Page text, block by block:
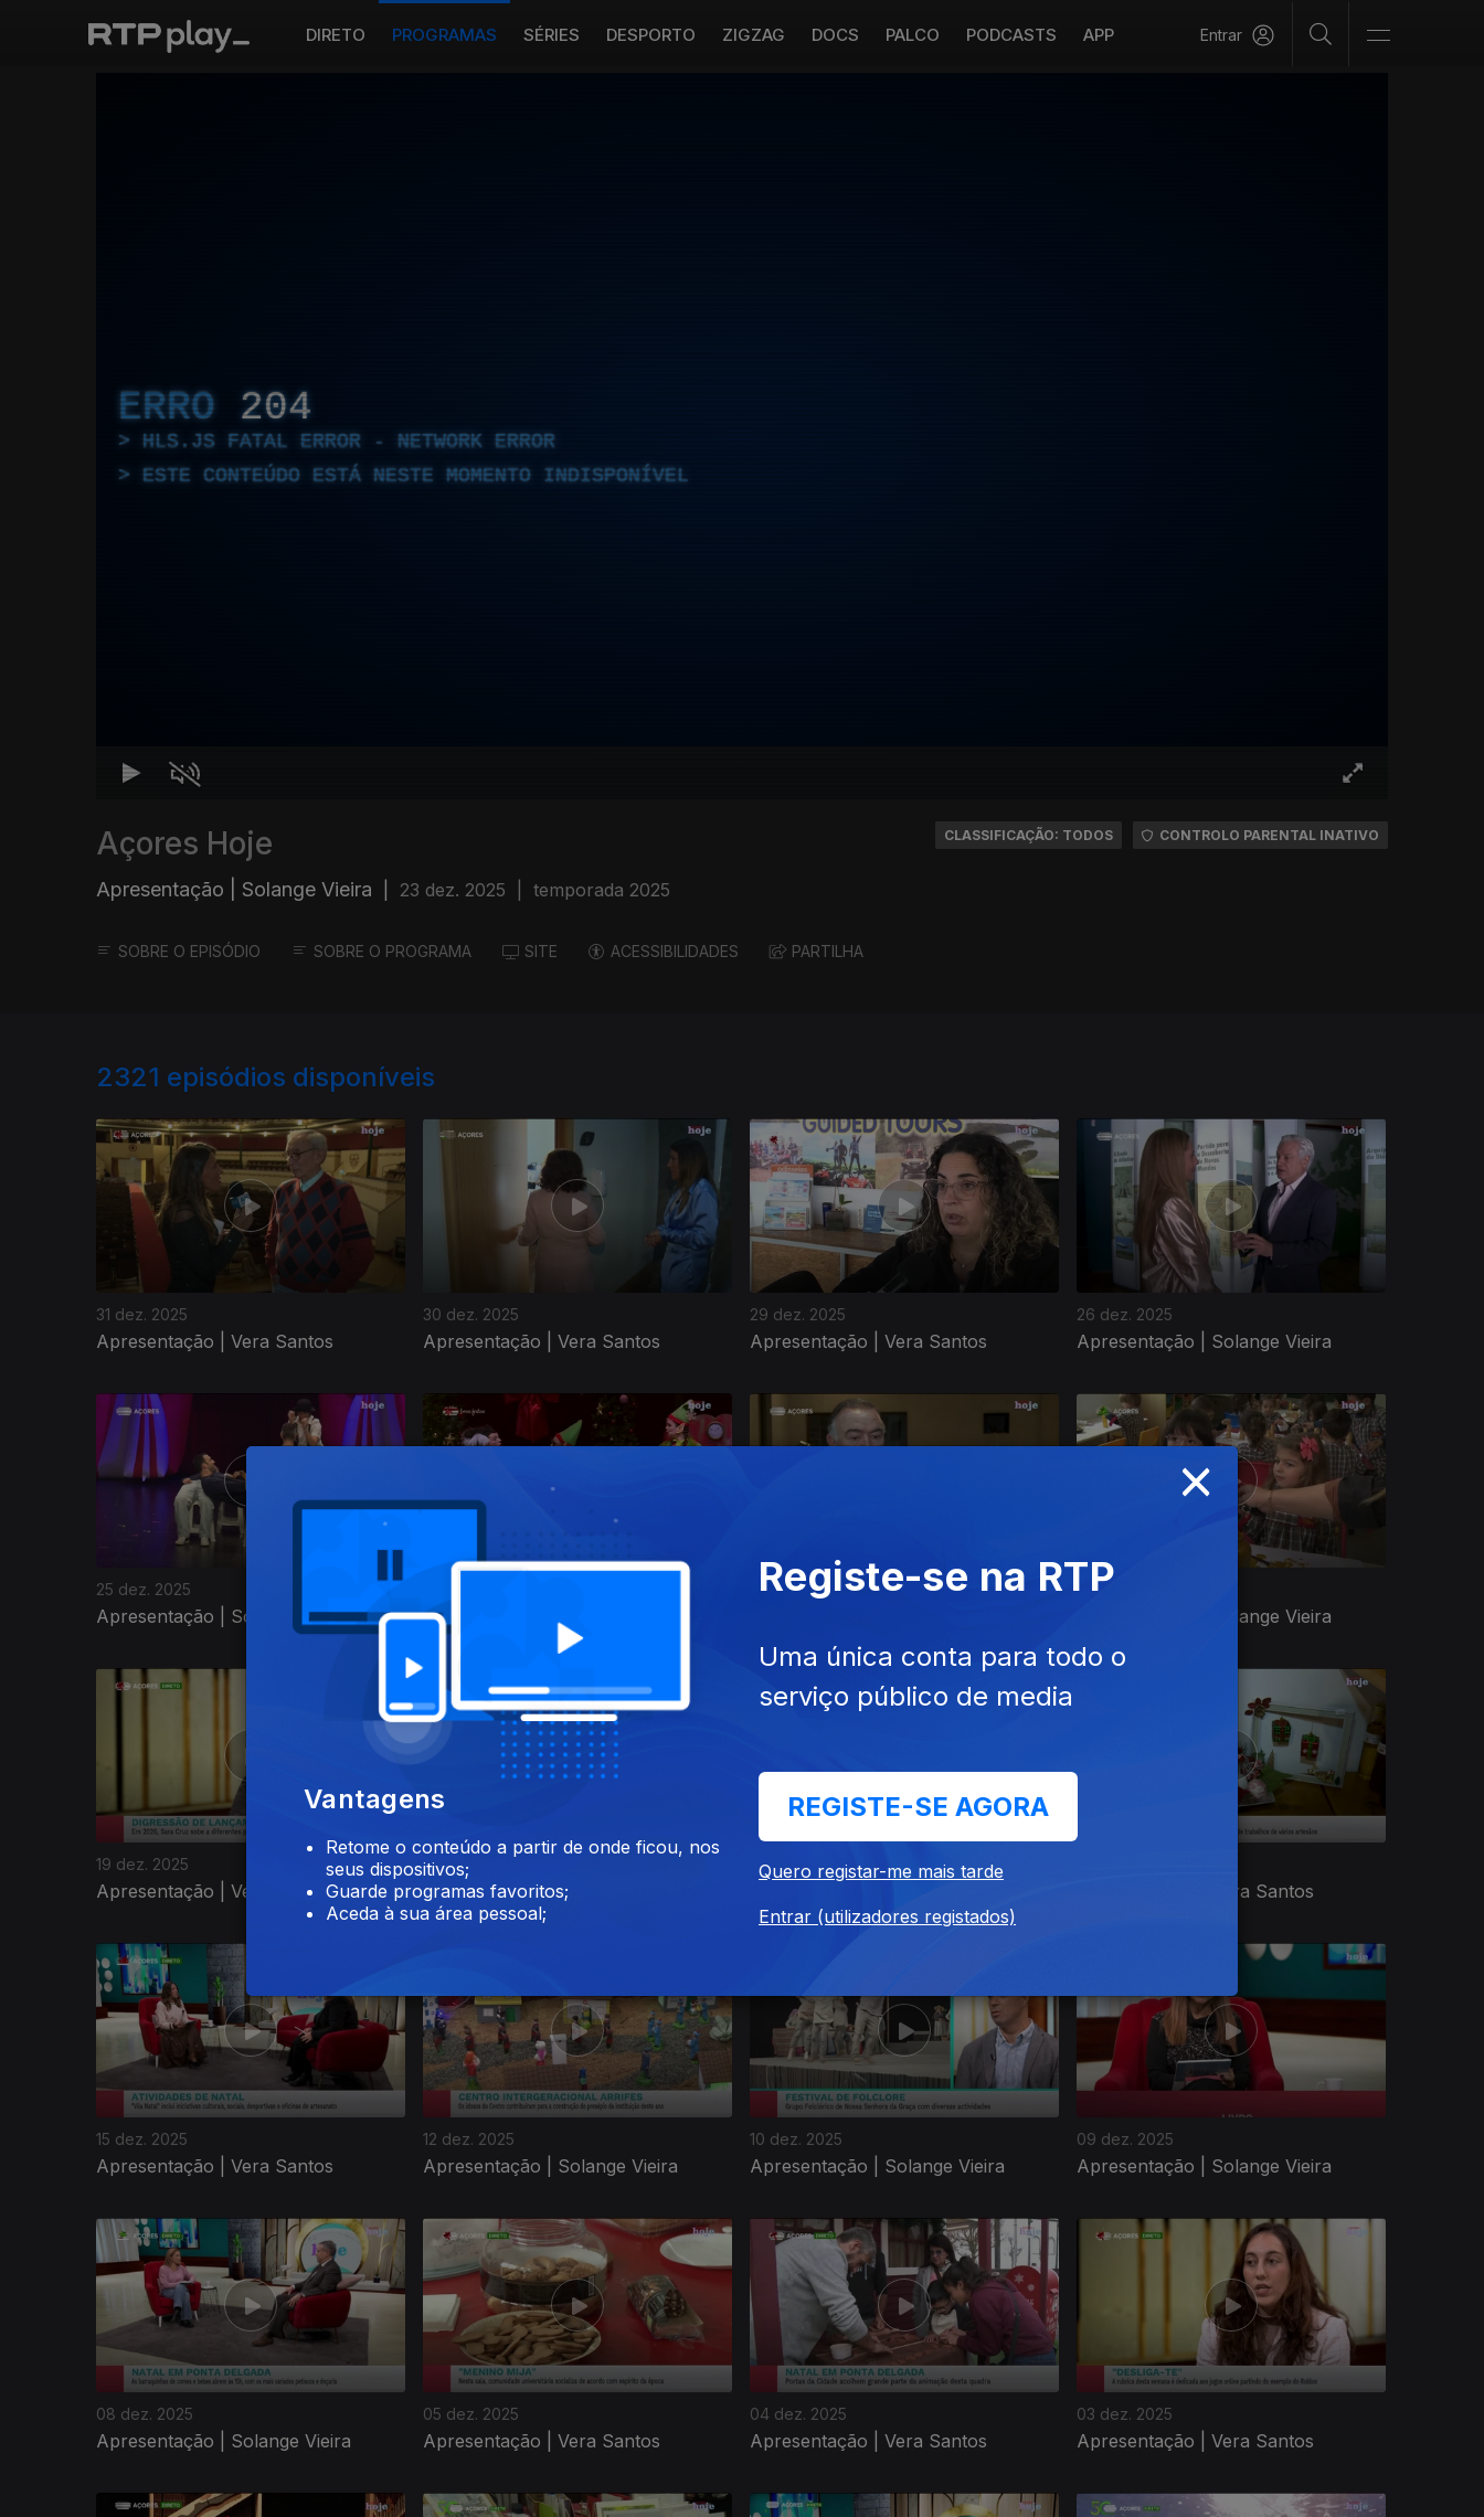
DIRETO PROGRAMAS SÉRIES DESPORTO ZIGZAG DOCS PALCO PODCASTS APP Entrar
ERRO 204
HLS.JS FATAL ERROR - NETWORK ERROR
ESTE CONTEÚDO ESTÁ NESTE MOMENTO INDISPONÍVEL
Açores Hoje
Apresentação | Solange Vieira 23 dez. 2025 temporada 2025
CLASSIFICAÇÃO: TODOS CONTROLO PARENTAL INATIVO
SOBRE O EPISÓDIO SOBRE O PROGRAMA SITE ACESSIBILIDADES PARTILHA
2321 episódios disponíveis
31 dez. 2025
Apresentação | Vera Santos
30 dez. 2025
Apresentação | Vera Santos
29 dez. 2025
Apresentação | Vera Santos
26 dez. 2025
Apresentação | Solange Vieira
25 dez. 2025
Apresentação | Solange Vieira Apresentação | Solange Vieira
23 dez. 2025 22 dez. 2025
Apresentação | Solange Vieira
19 dez. 2025
Apresentação | Vera Santos
18 dez. 2025
Apresentação | Vera Santos
17 dez. 2025
Apresentação | Vera Santos
896475
15 dez. 2025
Apresentação | Vera Santos
12 dez. 2025
Apresentação | Solange Vieira
10 dez. 2025
Apresentação | Solange Vieira
09 dez. 2025
Apresentação | Solange Vieira
08 dez. 2025
Apresentação | Solange Vieira
05 dez. 2025
Apresentação | Vera Santos
04 dez. 2025
Apresentação | Vera Santos
03 dez. 2025
Apresentação | Vera Santos
891605
×
Vantagens
Retome o conteúdo a partir de onde ficou, nos
seus dispositivos;
Guarde programas favoritos;
Aceda à sua área pessoal;
Registe-se na RTP
Uma única conta para todo o
serviço público de media
REGISTE-SE AGORA
Quero registar-me mais tarde
Entrar (utilizadores registados)